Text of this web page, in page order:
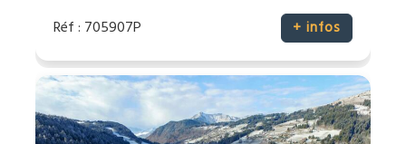
Réf : 705907P + infos